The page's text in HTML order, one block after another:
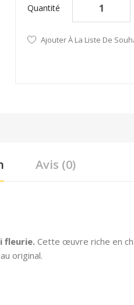
Quantité
Ajouter À La Liste De
Avis (0)
fleurie. Cette œuvre riche en
original.